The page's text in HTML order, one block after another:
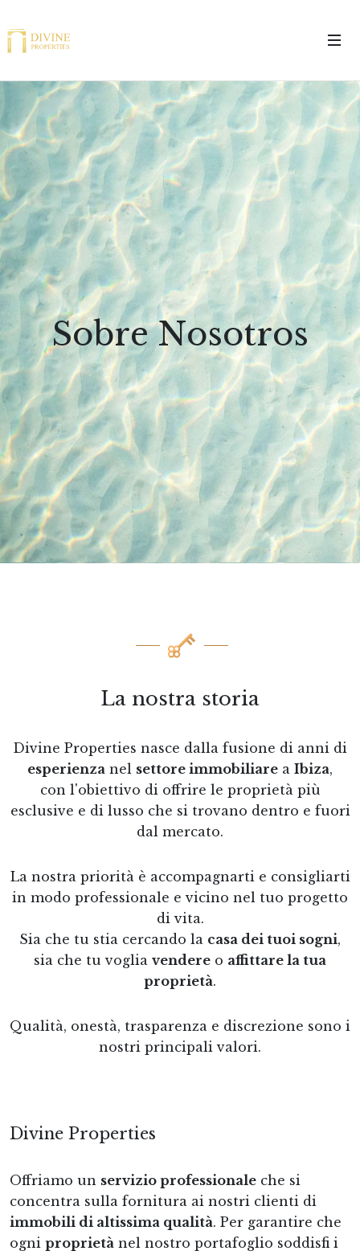
Sobre Nosotros
La nostra storia
Divine Properties nasce dalla fusione di anni di
esperienza nel settore immobiliare a Ibiza,
con l'obiettivo di offrire le proprietà più
esclusive e di lusso che si trovano dentro e fuori
dal mercato.
La nostra priorità è accompagnarti e consigliarti
in modo professionale e vicino nel tuo progetto
di vita.
Sia che tu stia cercando la casa dei tuoi sogni,
sia che tu voglia vendere o affittare la tua
proprietà.
Qualità, onestà, trasparenza e discrezione sono i
nostri principali valori.
Divine Properties
Offriamo un servizio professionale che si
concentra sulla fornitura ai nostri clienti di
immobili di altissima qualità. Per garantire che
ogni proprietà nel nostro portafoglio soddisfi i